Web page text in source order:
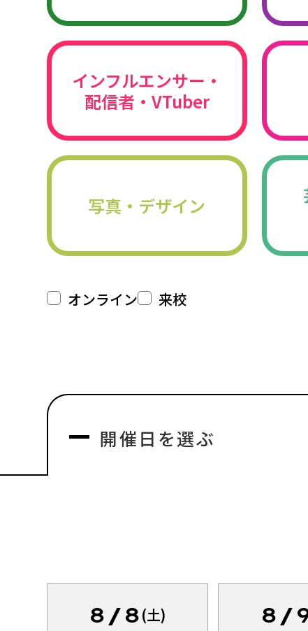
インフルエンサー・
配信者・VTuber
写真・デザイン
オンライン 来校
開催日を選ぶ
8/8(土) 8/